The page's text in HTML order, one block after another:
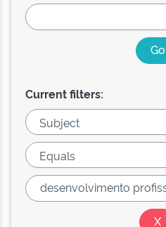
Current filters: